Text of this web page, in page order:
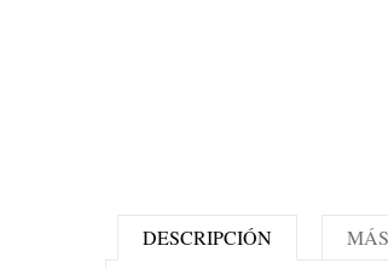
DESCRIPCIÓN